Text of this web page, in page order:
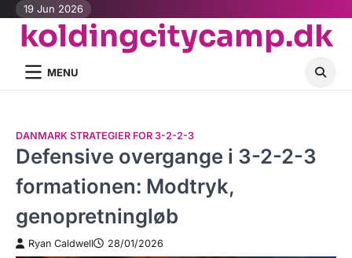
Skip
content
19 Jun 2026
koldingcitycamp.dk
MENU
DANMARK STRATEGIER FOR 3-2-2-3
Defensive overgange i 3-2-2-3
formationen: Modtryk,
genopretningløb
Ryan Caldwell 28/01/2026